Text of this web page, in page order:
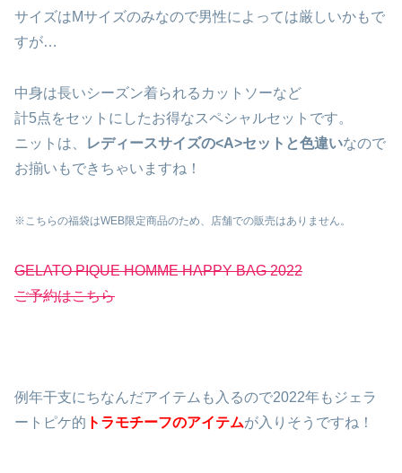
サイズはMサイズのみなので男性によっては厳しいかもで
すが…
中身は長いシーズン着られるカットソーなど
計5点をセットにしたお得なスペシャルセットです。
ニットは、
レディースサイズの<A>セットと色違いなので
お揃いもできちゃいますね！
※こちらの福袋はWEB限定商品のため、店舗での販売はありません。
GELATO PIQUE HOMME HAPPY BAG 2022
ご予約はこちら
例年干支にちなんだアイテムも入るので2022年もジェラ
ートピケ的 トラモチーフのアイテムが入りそうですね！